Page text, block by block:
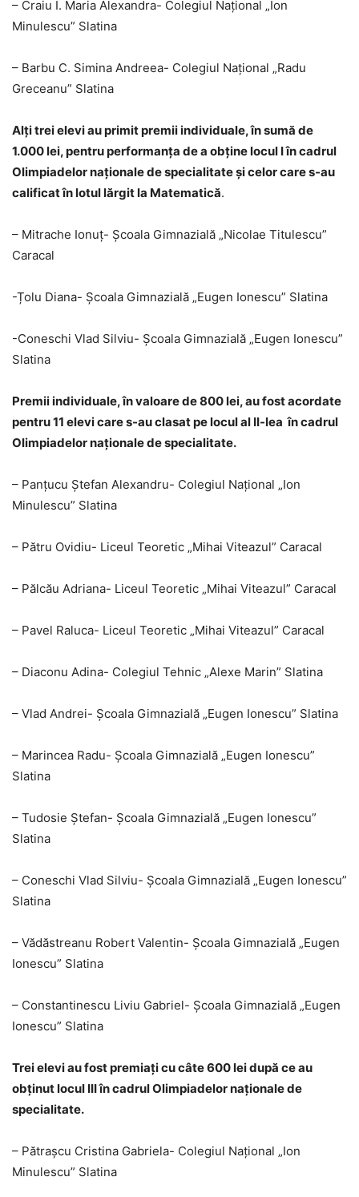
– Craiu I. Maria Alexandra- Colegiul Național „Ion
Minulescu” Slatina
– Barbu C. Simina Andreea- Colegiul Național „Radu
Greceanu” Slatina
Alți trei elevi au primit premii individuale, în sumă de
1.000 lei, pentru performanţa de a obţine locul I în cadrul
Olimpiadelor naţionale de specialitate şi celor care s-au
calificat în lotul lărgit la Matematică.
– Mitrache Ionuț- Școala Gimnazială „Nicolae Titulescu”
Caracal
-Țolu Diana- Școala Gimnazială „Eugen Ionescu” Slatina
-Coneschi Vlad Silviu- Școala Gimnazială „Eugen Ionescu”
Slatina
Premii individuale, în valoare de 800 lei, au fost acordate
pentru 11 elevi care s-au clasat pe locul al II-lea în cadrul
Olimpiadelor naţionale de specialitate.
– Panțucu Ștefan Alexandru- Colegiul Național „Ion
Minulescu” Slatina
– Pătru Ovidiu- Liceul Teoretic „Mihai Viteazul” Caracal
– Pălcău Adriana- Liceul Teoretic „Mihai Viteazul” Caracal
– Pavel Raluca- Liceul Teoretic „Mihai Viteazul” Caracal
– Diaconu Adina- Colegiul Tehnic „Alexe Marin” Slatina
– Vlad Andrei- Școala Gimnazială „Eugen Ionescu” Slatina
– Marincea Radu- Școala Gimnazială „Eugen Ionescu”
Slatina
– Tudosie Ștefan- Școala Gimnazială „Eugen Ionescu”
Slatina
– Coneschi Vlad Silviu- Școala Gimnazială „Eugen Ionescu”
Slatina
– Vădăstreanu Robert Valentin- Școala Gimnazială „Eugen
Ionescu” Slatina
– Constantinescu Liviu Gabriel- Școala Gimnazială „Eugen
Ionescu” Slatina
Trei elevi au fost premiaţi cu câte 600 lei după ce au
obţinut locul III în cadrul Olimpiadelor naţionale de
specialitate.
– Pătrașcu Cristina Gabriela- Colegiul Național „Ion
Minulescu” Slatina